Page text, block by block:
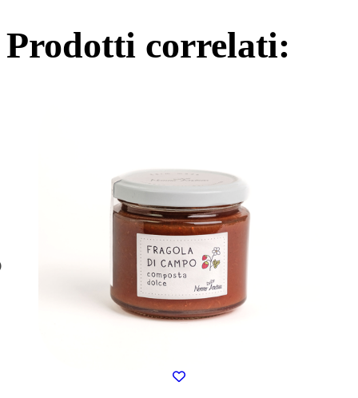
Prodotti correlati: